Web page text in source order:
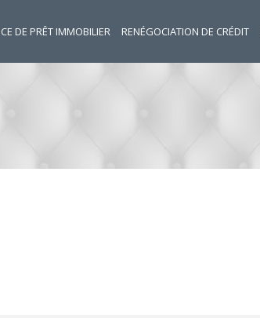
DE PRÊT IMMOBILIER RENÉGOCIATION DE CRÉDIT